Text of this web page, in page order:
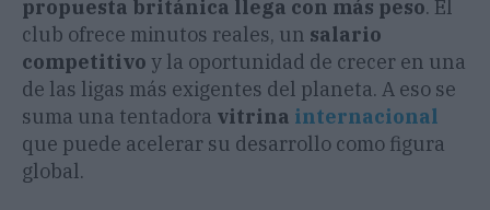
propuesta británica llega con más peso. El
club ofrece minutos reales, un salario
competitivo y la oportunidad de crecer en una
de las ligas más exigentes del planeta. A eso se
suma una tentadora vitrina internacional
que puede acelerar su desarrollo como figura
global.